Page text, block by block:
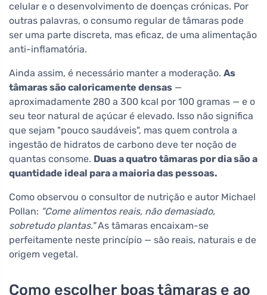
celular e o desenvolvimento de doenças crónicas. Por
outras palavras, o consumo regular de tâmaras pode
ser uma parte discreta, mas eficaz, de uma alimentação
anti-inflamatória.
Ainda assim, é necessário manter a moderação. As
tâmaras são caloricamente densas —
aproximadamente 280 a 300 kcal por 100 gramas — e o
seu teor natural de açúcar é elevado. Isso não significa
que sejam "pouco saudáveis", mas quem controla a
ingestão de hidratos de carbono deve ter noção de
quantas consome. Duas a quatro tâmaras por dia são a
quantidade ideal para a maioria das pessoas.
Como observou o consultor de nutrição e autor Michael
Pollan: "Come alimentos reais, não demasiado,
sobretudo plantas."As tâmaras encaixam-se
perfeitamente neste princípio — são reais, naturais e de
origem vegetal.
Como escolher boas tâmaras e ao